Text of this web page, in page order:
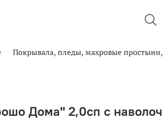
Покрывала, пледы, махровые
Дома" 2,0сп с